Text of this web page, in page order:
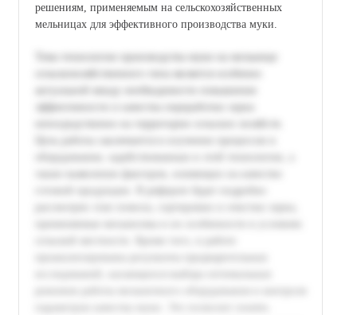
решениям, применяемым на сельскохозяйственных
мельницах для эффективного производства муки.